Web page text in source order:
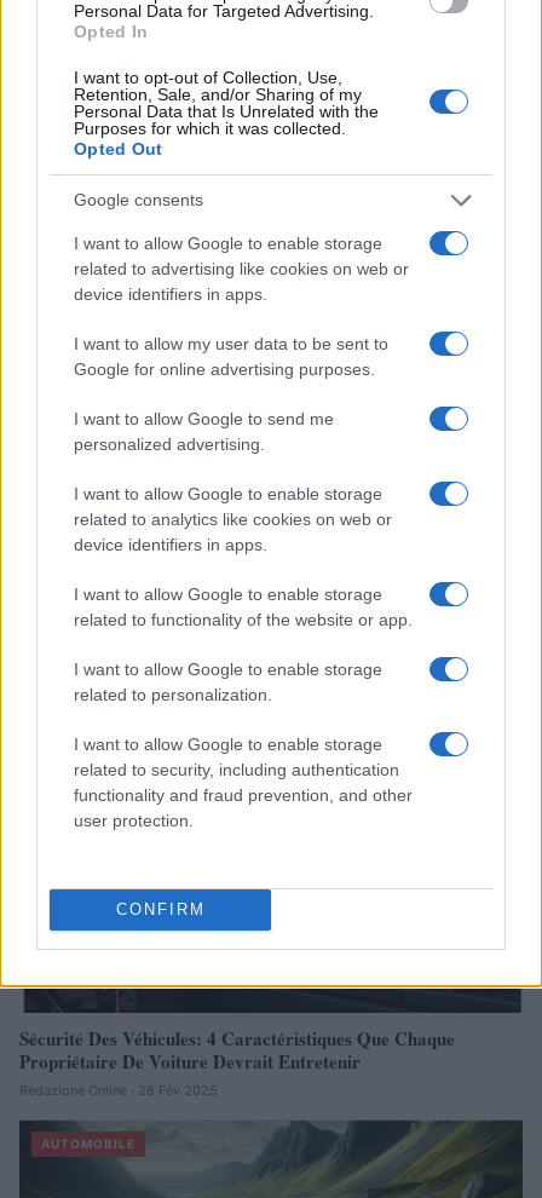
Personal Data for Targeted Advertising.
Opted In
I want to opt-out of Collection, Use,
Retention, Sale, and/or Sharing of my
Personal Data that Is Unrelated with the
Purposes for which it was collected.
Opted Out
Google consents
I want to allow Google to enable storage
related to advertising like cookies on web or
device identifiers in apps.
I want to allow my user data to be sent to
Google for online advertising purposes.
I want to allow Google to send me
personalized advertising.
I want to allow Google to enable storage
related to analytics like cookies on web or
device identifiers in apps.
I want to allow Google to enable storage
related to functionality of the website or app.
I want to allow Google to enable storage
related to personalization.
I want to allow Google to enable storage
related to security, including authentication
functionality and fraud prevention, and other
user protection.
CONFIRM
Réparations automobiles 2025: le guide malin pour réduire la
facture
AUTOMOBILE
Sécurité Des Véhicules: 4 Caractéristiques Que Chaque
Propriétaire De Voiture Devrait Entretenir
Redazione Online · 28 Fév 2025
AUTOMOBILE